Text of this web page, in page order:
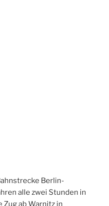
Berlin-
alle zwei Stunden in
Zug ab Warnitz in